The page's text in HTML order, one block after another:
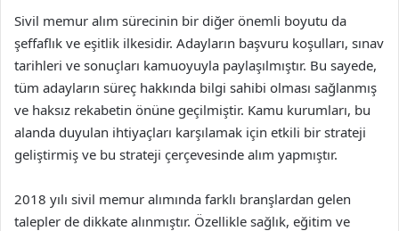
Sivil memur alım sürecinin bir diğer önemli boyutu da
şeffaflık ve eşitlik ilkesidir. Adayların başvuru koşulları, sınav
tarihleri ve sonuçları kamuoyuyla paylaşılmıştır. Bu sayede,
tüm adayların süreç hakkında bilgi sahibi olması sağlanmış
ve haksız rekabetin önüne geçilmiştir. Kamu kurumları, bu
alanda duyulan ihtiyaçları karşılamak için etkili bir strateji
geliştirmiş ve bu strateji çerçevesinde alım yapmıştır.
2018 yılı sivil memur alımında farklı branşlardan gelen
talepler de dikkate alınmıştır. Özellikle sağlık, eğitim ve